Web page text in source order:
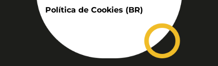
Política de Cookies (BR)